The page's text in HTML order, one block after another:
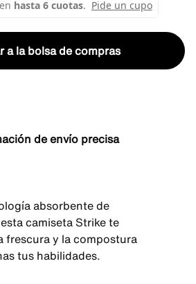
a la bolsa de compras
de envío precisa
absorbente de
camiseta Strike te
frescura y la compostura
tus habilidades.